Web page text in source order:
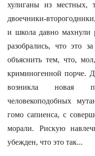
хулиганы из местных,
двоечники-
и школа давно
разобрались, что это
объяснить тем, что,
криминогенной порче.
возникла новая
человекоподобных
гомо сапиенса, с
морали. Рискую
убежден, что это так...